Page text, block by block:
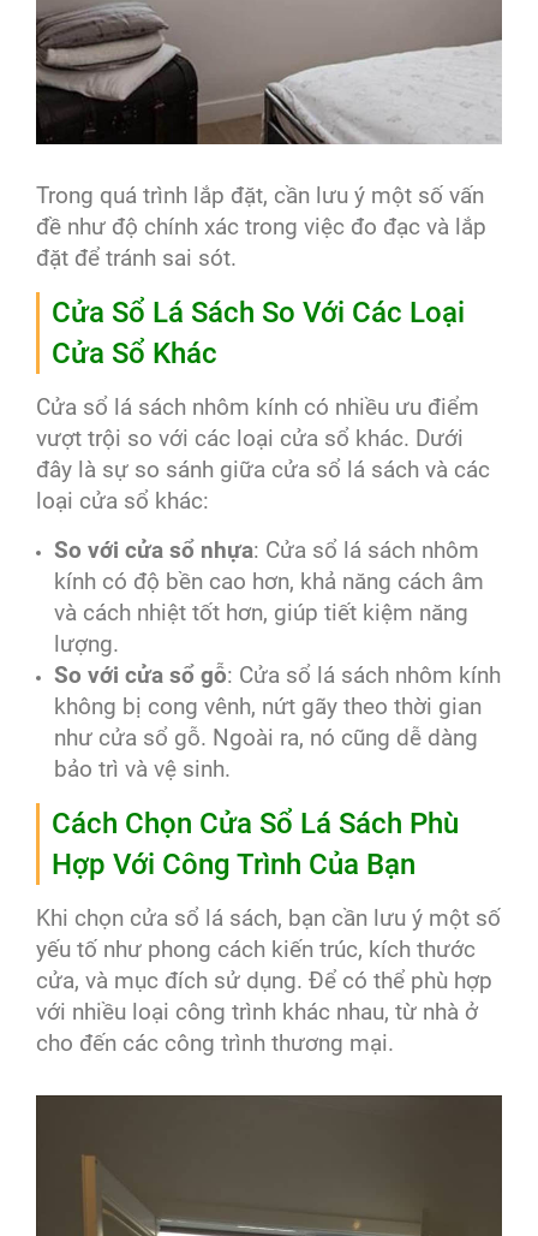
Trong quá trình lắp đặt, cần lưu ý một số vấn
đề như độ chính xác trong việc đo đạc và lắp
đặt để tránh sai sót.
Cửa Sổ Lá Sách So Với Các Loại
Cửa Sổ Khác
Cửa sổ lá sách nhôm kính có nhiều ưu điểm
vượt trội so với các loại cửa sổ khác. Dưới
đây là sự so sánh giữa cửa sổ lá sách và các
loại cửa sổ khác:
So với cửa sổ nhựa: Cửa sổ lá sách nhôm
kính có độ bền cao hơn, khả năng cách âm
và cách nhiệt tốt hơn, giúp tiết kiệm năng
lượng.
So với cửa sổ gỗ: Cửa sổ lá sách nhôm kính
không bị cong vênh, nứt gãy theo thời gian
như cửa sổ gỗ. Ngoài ra, nó cũng dễ dàng
bảo trì và vệ sinh.
Cách Chọn Cửa Sổ Lá Sách Phù
Hợp Với Công Trình Của Bạn
Khi chọn cửa sổ lá sách, bạn cần lưu ý một số
yếu tố như phong cách kiến trúc, kích thước
cửa, và mục đích sử dụng. Để có thể phù hợp
với nhiều loại công trình khác nhau, từ nhà ở
cho đến các công trình thương mại.